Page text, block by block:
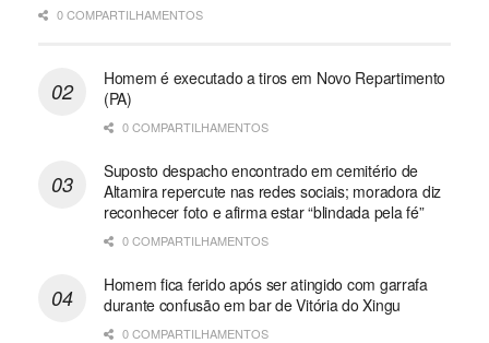
0 COMPARTILHAMENTOS
Homem é executado a tiros em Novo Repartimento
(PA)
0 COMPARTILHAMENTOS
Suposto despacho encontrado em cemitério de
Altamira repercute nas redes sociais; moradora diz
reconhecer foto e afirma estar “blindada pela fé”
0 COMPARTILHAMENTOS
Homem fica ferido após ser atingido com garrafa
durante confusão em bar de Vitória do Xingu
0 COMPARTILHAMENTOS